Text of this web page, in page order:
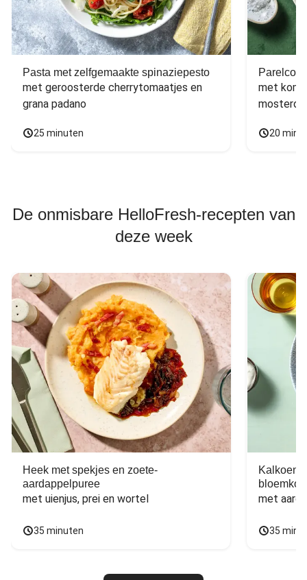
Pasta met zelfgemaakte spinaziepesto
met geroosterde cherrytomaatjes en
grana padano
25 minuten
met
20
De onmisbare HelloFresh-recepten van
deze week
Heek met spekjes en zoete-
aardappelpuree
met uienjus, prei en wortel
35 minuten
Kalkoen
met
35